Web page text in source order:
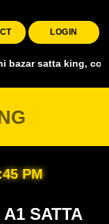
LOGIN
king, covering
PM
SATTA